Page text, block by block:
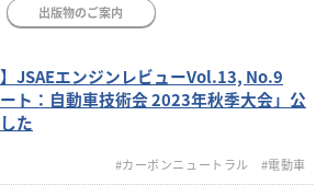
出版物のご案内
】JSAEエンジンレビューVol.13, No.9
ート：自動車技術会 2023年秋季大会」公
た
#カーボンニュートラル #電動車